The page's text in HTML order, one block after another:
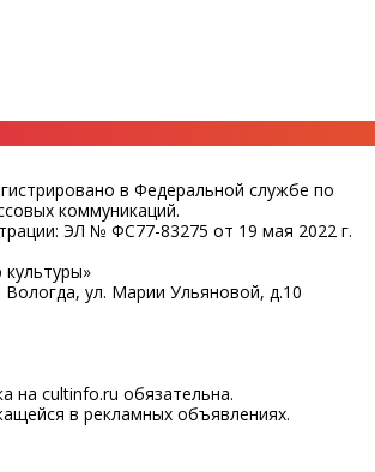
в Федеральной службе по
коммуникаций.
ЭЛ № ФС77-83275 от 19 мая 2022 г.
Вологда, ул. Марии Ульяновой, д.10
на cultinfo.ru обязательна.
в рекламных объявлениях.